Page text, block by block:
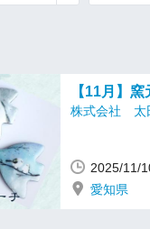
【11月】
株式会社 太
2025/11/
愛知県